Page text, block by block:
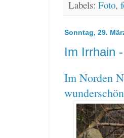
Labels: Foto,
Sonntag, 29.
Im Irrhain
Im Norden